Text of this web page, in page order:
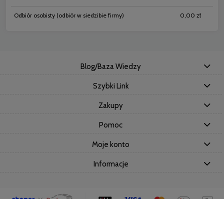
Odbiór osobisty (odbiór w siedzibie firmy) 0,00 zł
Blog/Baza Wiedzy
Szybki Link
Zakupy
Pomoc
Moje konto
Informacje